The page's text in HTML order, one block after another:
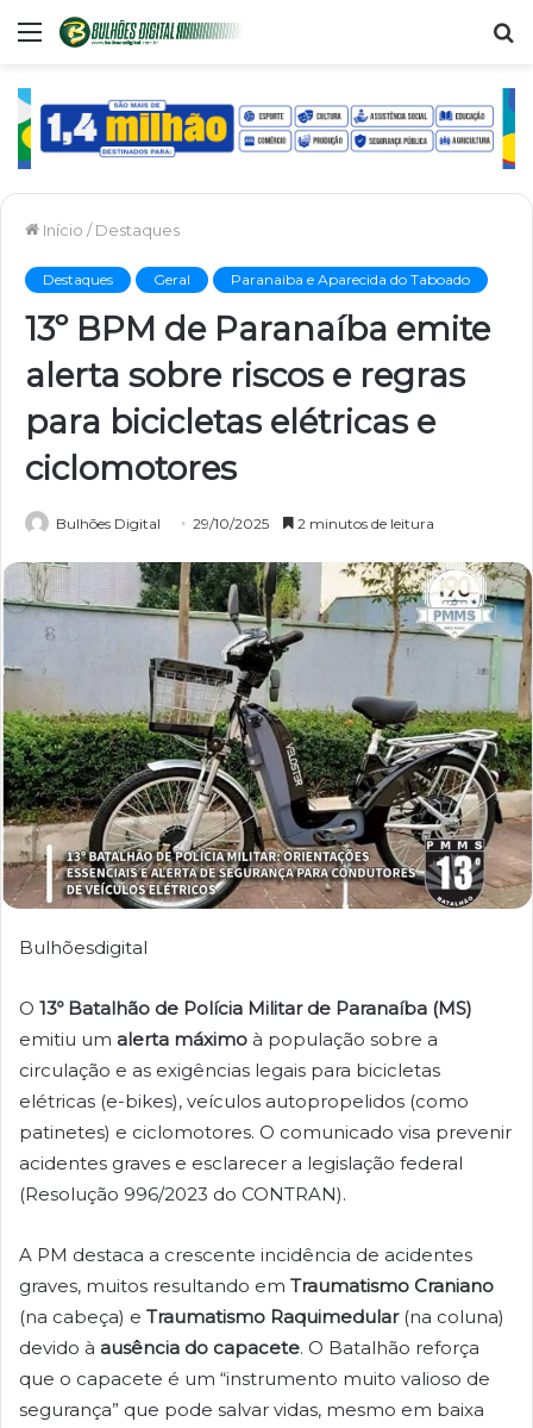
Menu
Início / Destaques
Destaques Geral Paranaiba e Aparecida do Taboado
13º BPM de Paranaíba emite
alerta sobre riscos e regras
para bicicletas elétricas e
ciclomotores
Bulhões Digital 29/10/2025 2 minutos de leitura
Bulhõesdigital
O 13º Batalhão de Polícia Militar de Paranaíba (MS)
emitiu um alerta máximo à população sobre a
circulação e as exigências legais para bicicletas
elétricas (e-bikes), veículos autopropelidos (como
patinetes) e ciclomotores. O comunicado visa prevenir
acidentes graves e esclarecer a legislação federal
(Resolução 996/2023 do CONTRAN).
A PM destaca a crescente incidência de acidentes
graves, muitos resultando em Traumatismo Craniano
(na cabeça) e Traumatismo Raquimedular(na coluna)
devido à ausência do capacete. O Batalhão reforça
que o capacete é um “instrumento muito valioso de
segurança” que pode salvar vidas, mesmo em baixa